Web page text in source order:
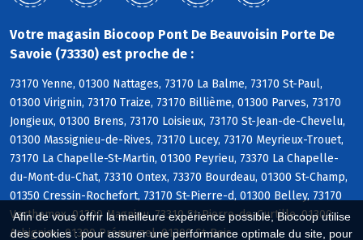
Afin de vous offrir la meilleure expérience possible, Biocoop utilise
des cookies : pour assurer une performance optimale du site, pour
Votre magasin Biocoop Pont De Beauvoisin Porte De
Savoie (73330) est proche de :
73170 Yenne, 01300 Nattages, 73170 La Balme, 73170 St-Paul,
01300 Virignin, 73170 Traize, 73170 Billième, 01300 Parves, 73170
Jongieux, 01300 Brens, 73170 Loisieux, 73170 St-Jean-de-Chevelu,
01300 Massignieu-de-Rives, 73170 Lucey, 73170 Meyrieux-Trouet,
73170 La Chapelle-St-Martin, 01300 Peyrieu, 73370 La Chapelle-
du-Mont-du-Chat, 73310 Ontex, 73370 Bourdeau, 01300 St-Champ,
01350 Cressin-Rochefort, 73170 St-Pierre-d, 01300 Belley, 73170
Verthemex, 01300 Magnieu, 73310 St-Pierre-de-Curtille, 01300
Arbignieu, 01300 Prémeyzel, 01300 St-Bois